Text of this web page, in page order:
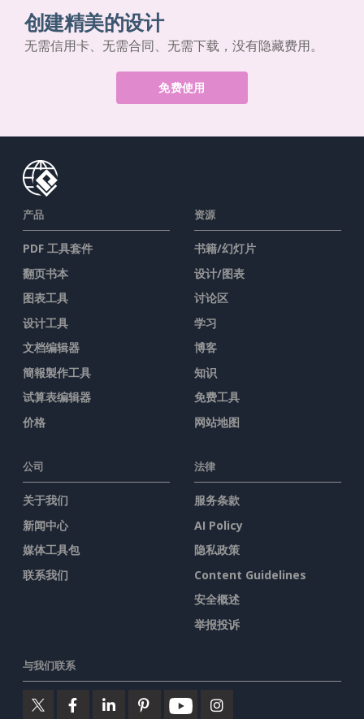
创建精美的设计
无需信用卡、无需合同、无需下载，没有隐藏费用。
免费使用
产品
PDF 工具套件
翻页书本
图表工具
设计工具
文档编辑器
簡報製作工具
试算表编辑器
价格
资源
书籍/幻灯片
设计/图表
讨论区
学习
博客
知识
免费工具
网站地图
公司
关于我们
新闻中心
媒体工具包
联系我们
法律
服务条款
AI Policy
隐私政策
Content Guidelines
安全概述
举报投诉
与我们联系